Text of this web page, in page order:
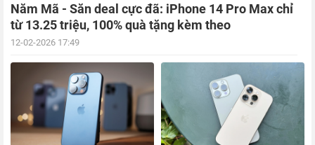
Năm Mã - Săn deal cực đã: iPhone 14 Pro Max chỉ
từ 13.25 triệu, 100% quà tặng kèm theo
12-02-2026 17:49